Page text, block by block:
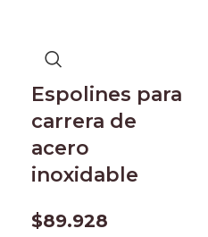
Espolines para
carrera de
acero
inoxidable
$89.928